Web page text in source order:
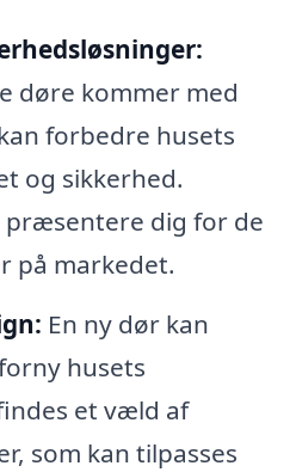
døre kommer med
forbedre husets
og sikkerhed.
præsentere dig for de
på markedet.
En ny dør kan
husets
et væld af
som kan tilpasses